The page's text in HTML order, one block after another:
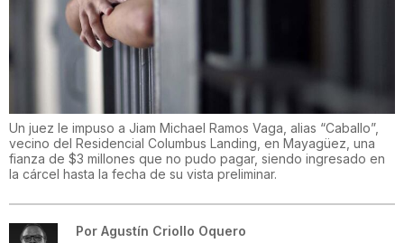
Un juez le impuso a Jiam Michael Ramos Vaga, alias “Caballo”,
vecino del Residencial Columbus Landing, en Mayagüez, una
fianza de $3 millones que no pudo pagar, siendo ingresado en
la cárcel hasta la fecha de su vista preliminar.
Por Agustín Criollo Oquero